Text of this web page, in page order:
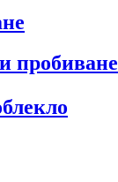
пробиване